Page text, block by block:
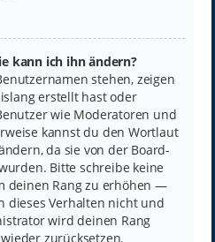
kann ich ihn ändern?
stehen, zeigen
erstellt hast oder
wie Moderatoren und
kannst du den Wortlaut
da sie von der Board-
Bitte schreibe keine
deinen Rang zu erhöhen —
dieses Verhalten nicht und
wird deinen Rang
zurücksetzen.